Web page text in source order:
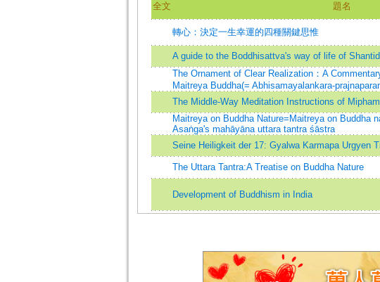
全文 題名
轉心：決定一生幸運的四種關鍵思惟
A guide to the Boddhisattva's way of life of
The Ornament of Clear Realization：A
Maitreya Buddha(= Abhisamayalankara-
The Middle-Way Meditation Instructions of
Maitreya on Buddha Nature=Maitreya on Buddha
Asaṅga's mahāyāna uttara tantra śāstra
Seine Heiligkeit der 17: Gyalwa Karmapa Urgyen
The Uttara Tantra:A Treatise on Buddha Nature
Development of Buddhism in India